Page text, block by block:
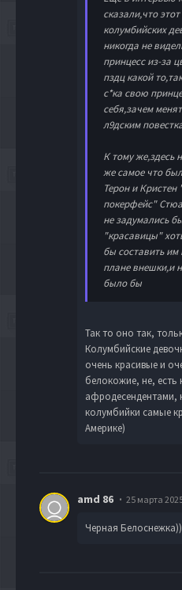
сказали,что
колумбийских
никогда не
принцесс из-за
пздц какой
с*ка свою
себя,зачем
л9дским
К тому же,здесь
же самое что
Терон и
покерфейс"
не задумались
"красавицы"
бы составить
плане внешки,и
было бы
Так то оно так,
Колумбийские
очень красивые и
белокожие, не, есть
афродесендентами,
колумбийки самые
Америке)
amd 86 25 марта
Черная